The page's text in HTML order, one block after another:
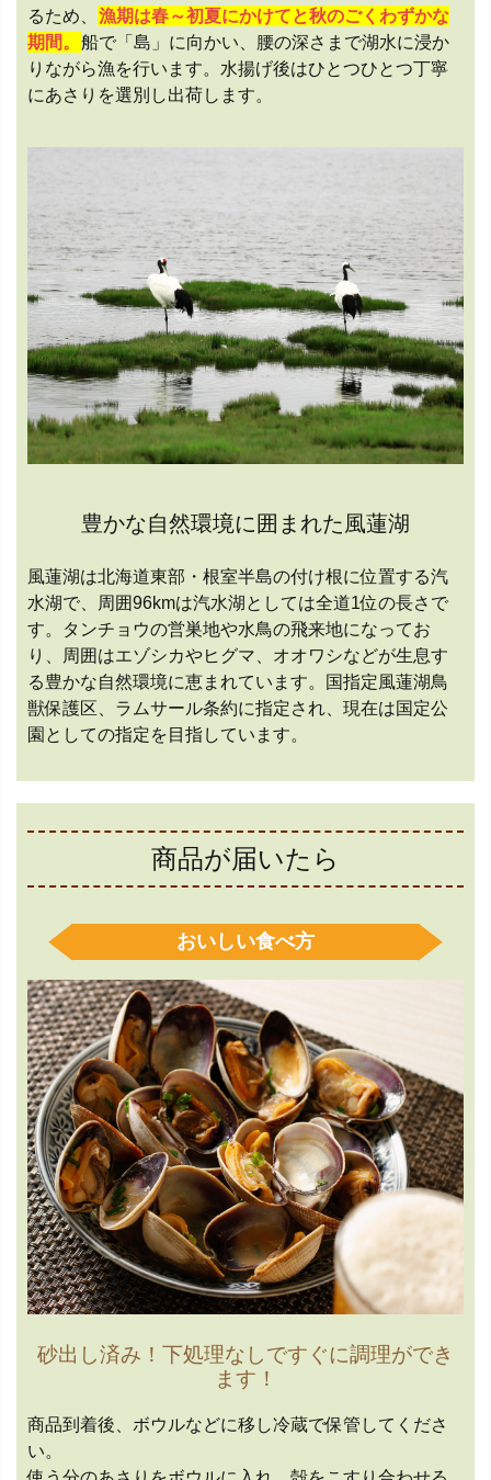
るため、 漁期は春～初夏にかけてと秋のごくわずかな
期間。 船で「島」に向かい、腰の深さまで湖水に浸か
りながら漁を行います。水揚げ後はひとつひとつ丁寧
にあさりを選別し出荷します。
豊かな自然環境に囲まれた風蓮湖
風蓮湖は北海道東部・根室半島の付け根に位置する汽
水湖で、周囲96kmは汽水湖としては全道1位の長さで
す。タンチョウの営巣地や水鳥の飛来地になってお
り、周囲はエゾシカやヒグマ、オオワシなどが生息す
る豊かな自然環境に恵まれています。国指定風蓮湖鳥
獣保護区、ラムサール条約に指定され、現在は国定公
園としての指定を目指しています。
商品が届いたら
おいしい食べ方
砂出し済み！下処理なしですぐに調理ができ
ます！
商品到着後、ボウルなどに移し冷蔵で保管してくださ
い。